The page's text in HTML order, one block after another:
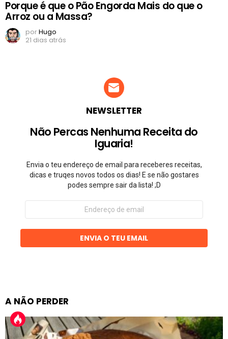
Porque é que o Pão Engorda Mais do que o
Arroz ou a Massa?
porHugo
21 dias atrás
NEWSLETTER
Não Percas Nenhuma Receita do
Iguaria!
Envia o teu endereço de email para receberes receitas,
dicas e truqes novos todos os dias! E se não gostares
podes sempre sair da lista! ;D
Endereço
email
ENVIA O TEU EMAIL
A NÃO PERDER